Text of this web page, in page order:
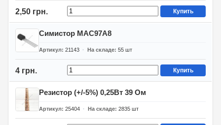
2,50 грн. Купить
Симистор MAC97A8
Артикул 21143 На складе 55 шт
4 грн. Купить
Резистор (+/-5%) 0,25Вт 39 Ом
Артикул 25404 На складе 2835 шт